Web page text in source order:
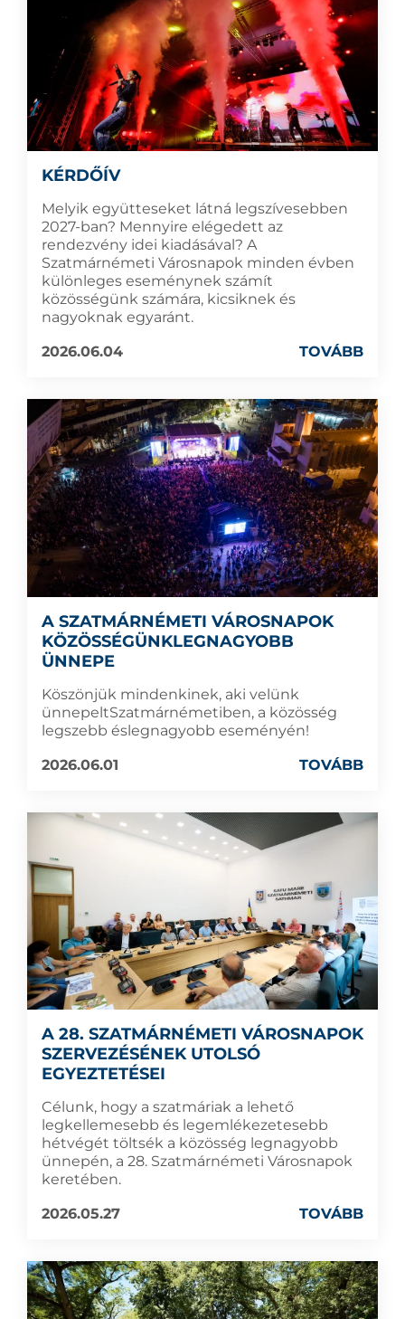
KÉRDŐÍV
Melyik együtteseket látná legszívesebben
2027-ban? Mennyire elégedett az
rendezvény idei kiadásával? A
Szatmárnémeti Városnapok minden évben
különleges eseménynek számít
közösségünk számára, kicsiknek és
nagyoknak egyaránt.
2026.06.04
TOVÁBB
A SZATMÁRNÉMETI VÁROSNAPOK
KÖZÖSSÉGÜNKLEGNAGYOBB
ÜNNEPE
Köszönjük mindenkinek, aki velünk
ünnepeltSzatmárnémetiben, a közösség
legszebb éslegnagyobb eseményén!
2026.06.01
TOVÁBB
A 28. SZATMÁRNÉMETI VÁROSNAPOK
SZERVEZÉSÉNEK UTOLSÓ
EGYEZTETÉSEI
Célunk, hogy a szatmáriak a lehető
legkellemesebb és legemlékezetesebb
hétvégét töltsék a közösség legnagyobb
ünnepén, a 28. Szatmárnémeti Városnapok
keretében.
2026.05.27
TOVÁBB